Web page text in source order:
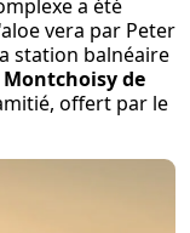
a été
vera par Peter
station balnéaire
Montchoisy de
offert par le